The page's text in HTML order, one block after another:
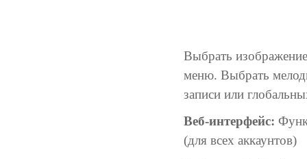
Выбрать
меню. Выбрать
записи или
Веб-интерфейс:
(для всех аккаунтов)